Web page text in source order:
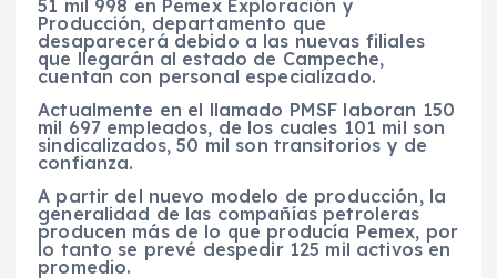
51 mil 998 en Pemex Exploración y
Producción, departamento que
desaparecerá debido a las nuevas filiales
que llegarán al estado de Campeche,
cuentan con personal especializado.
Actualmente en el llamado PMSF laboran 150
mil 697 empleados, de los cuales 101 mil son
sindicalizados, 50 mil son transitorios y de
confianza.
A partir del nuevo modelo de producción, la
generalidad de las compañías petroleras
producen más de lo que producía Pemex, por
lo tanto se prevé despedir 125 mil activos en
promedio.